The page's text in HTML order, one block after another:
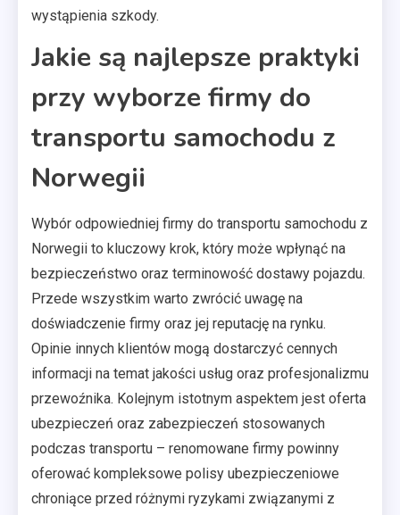
wystąpienia szkody.
Jakie są najlepsze praktyki
przy wyborze firmy do
transportu samochodu z
Norwegii
Wybór odpowiedniej firmy do transportu samochodu z
Norwegii to kluczowy krok, który może wpłynąć na
bezpieczeństwo oraz terminowość dostawy pojazdu.
Przede wszystkim warto zwrócić uwagę na
doświadczenie firmy oraz jej reputację na rynku.
Opinie innych klientów mogą dostarczyć cennych
informacji na temat jakości usług oraz profesjonalizmu
przewoźnika. Kolejnym istotnym aspektem jest oferta
ubezpieczeń oraz zabezpieczeń stosowanych
podczas transportu – renomowane firmy powinny
oferować kompleksowe polisy ubezpieczeniowe
chroniące przed różnymi ryzykami związanymi z